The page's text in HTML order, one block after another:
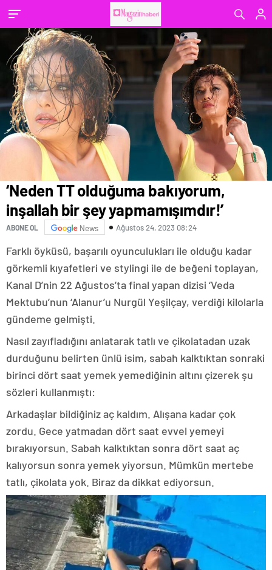
‘Neden TT olduğuma bakıyorum,
inşallah bir şey yapmamışımdır!’
ABONE OL News Ağustos 24, 2023 08:24
Farklı öyküsü, başarılı oyunculukları ile olduğu kadar
görkemli kıyafetleri ve stylingi ile de beğeni toplayan,
Kanal D’nin 22 Ağustos’ta final yapan dizisi ‘Veda
Mektubu’nun ‘Alanur’u Nurgül Yeşilçay, verdiği kilolarla
gündeme gelmişti.
Nasıl zayıfladığını anlatarak tatlı ve çikolatadan uzak
durduğunu belirten ünlü isim, sabah kalktıktan sonraki
birinci dört saat yemek yemediğinin altını çizerek şu
sözleri kullanmıştı:
Arkadaşlar bildiğiniz aç kaldım. Alışana kadar çok
zordu. Gece yatmadan dört saat evvel yemeyi
bırakıyorsun. Sabah kalktıktan sonra dört saat aç
kalıyorsun sonra yemek yiyorsun. Mümkün mertebe
tatlı, çikolata yok. Biraz da dikkat ediyorsun.